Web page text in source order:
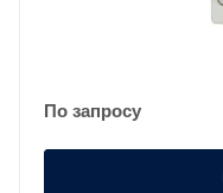
По запросу